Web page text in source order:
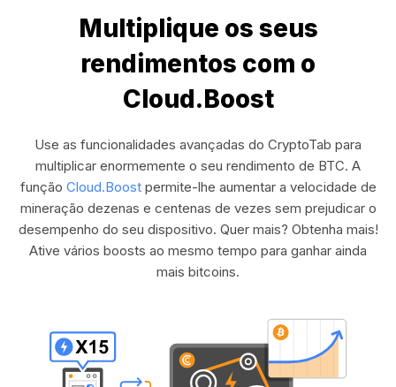
Multiplique os seus
rendimentos com o
Cloud.Boost
Use as funcionalidades avançadas do CryptoTab para
multiplicar enormemente o seu rendimento de BTC. A
função Cloud.Boostpermite-lhe aumentar a velocidade de
mineração dezenas e centenas de vezes sem prejudicar o
desempenho do seu dispositivo. Quer mais? Obtenha mais!
Ative vários boosts ao mesmo tempo para ganhar ainda
mais bitcoins.